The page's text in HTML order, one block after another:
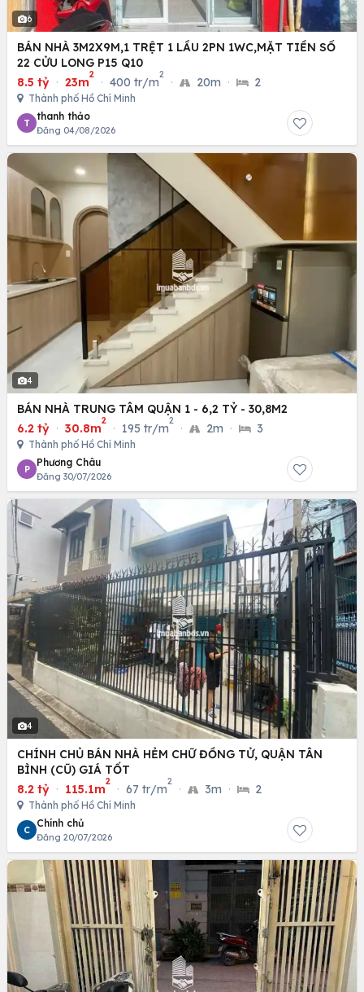
6
BÁN NHÀ 3M2X9M,1 TRỆT 1 LẦU 2PN 1WC,MẶT TIỀN SỐ
22 CỬU LONG P15 Q10
8.5 tỷ · 23m
2
· 400 tr/m
2
· 20m · 2
Thành phố Hồ Chí Minh
T
thanh thảo
Đăng 04/08/2026
4
BÁN NHÀ TRUNG TÂM QUẬN 1 - 6,2 TỶ - 30,8M2
6.2 tỷ · 30.8m
2
· 195 tr/m
2
· 2m · 3
Thành phố Hồ Chí Minh
P
Phương Châu
Đăng 30/07/2026
4
CHÍNH CHỦ BÁN NHÀ HẺM CHỮ ĐỒNG TỬ, QUẬN TÂN
BÌNH (CŨ) GIÁ TỐT
8.2 tỷ · 115.1m
2
· 67 tr/m
2
· 3m · 2
Thành phố Hồ Chí Minh
C
Chính chủ
Đăng 20/07/2026